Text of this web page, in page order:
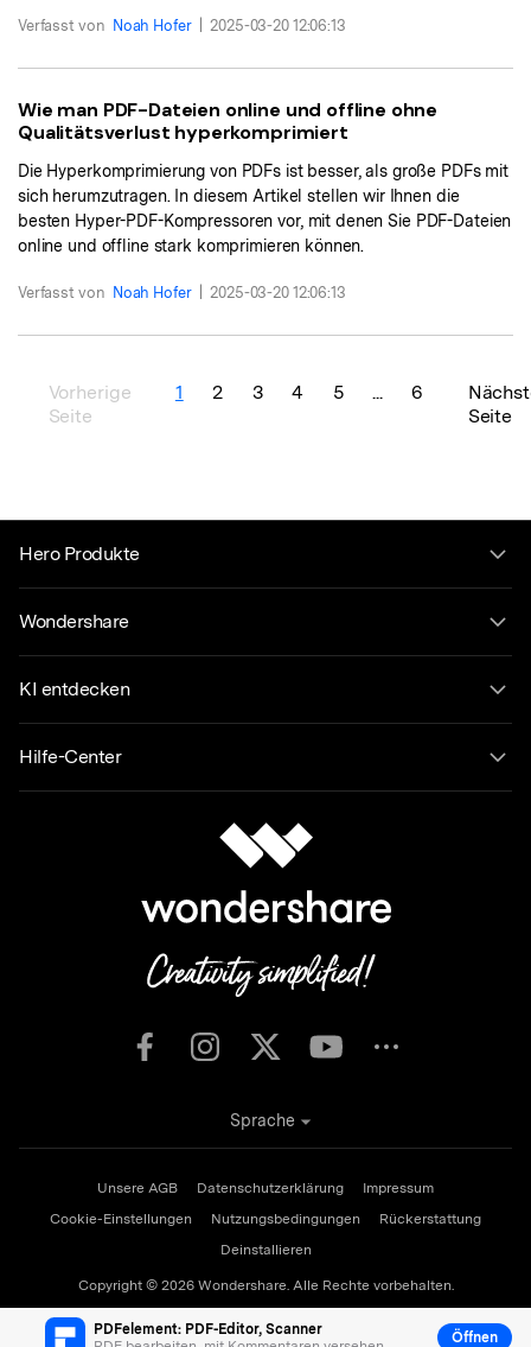
PDFelement: PDF-Editor, Scanner
Öffnen
Verfasst von Noah Hofer 2025-03-20 12:06:13
Wie man PDF-Dateien online und offline ohne
Qualitätsverlust hyperkomprimiert
Die Hyperkomprimierung von PDFs ist besser, als große PDFs mit
sich herumzutragen. In diesem Artikel stellen wir Ihnen die
besten Hyper-PDF-Kompressoren vor, mit denen Sie PDF-Dateien
online und offline stark komprimieren können.
Verfasst von Noah Hofer 2025-03-20 12:06:13
Vorherige
Seite
1 2 3 4 5 ... 6
Seite
Hero Produkte
Wondershare
KI entdecken
Hilfe-Center
Unsere AGB Datenschutzerklärung
Impressum
Cookie-Einstellungen
Nutzungsbedingungen
Rückerstattung
Deinstallieren
Copyright © 2026 Wondershare. Alle Rechte vorbehalten.
Sprache